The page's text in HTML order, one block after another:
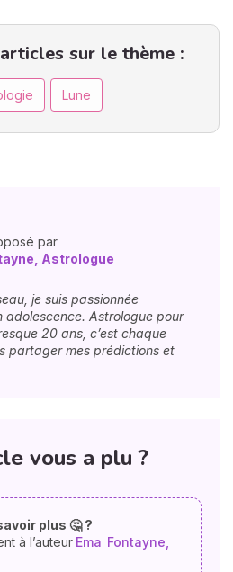
sur le thème :
Lune
par
Astrologue
je suis passionnée
adolescence. Astrologue pour
20 ans, c’est chaque
partager mes prédictions et
vous a plu ?
plus 🤔 ?
à l’auteur Ema Fontayne,